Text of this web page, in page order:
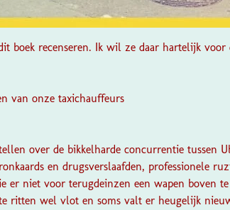
boek recenseren. Ik wil ze daar hartelijk voor
van onze taxichauffeurs
over de bikkelharde concurrentie tussen
en drugsverslaafden, professionele
er niet voor terugdeinzen een wapen boven
ritten wel vlot en soms valt er heugelijk